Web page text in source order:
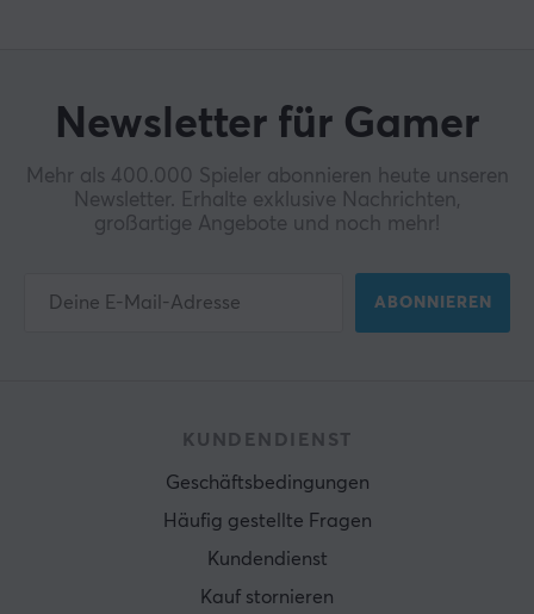
Newsletter für Gamer
Mehr als 400.000 Spieler abonnieren heute unseren
Newsletter. Erhalte exklusive Nachrichten,
großartige Angebote und noch mehr!
ABONNIEREN
KUNDENDIENST
Geschäftsbedingungen
Häufig gestellte Fragen
Kundendienst
Kauf stornieren